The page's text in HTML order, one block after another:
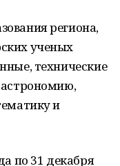
региона,
ученых
технические
и
по 31 декабря